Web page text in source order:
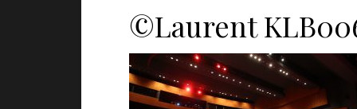
©Laurent